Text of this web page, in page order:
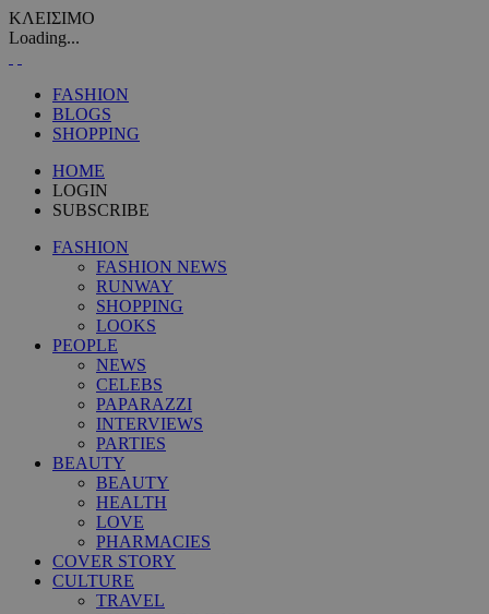
ΚΛΕΙΣΙΜΟ
Loading...
FASHION
BLOGS
SHOPPING
HOME
LOGIN
SUBSCRIBE
FASHION
FASHION NEWS
RUNWAY
SHOPPING
LOOKS
PEOPLE
NEWS
CELEBS
PAPARAZZI
INTERVIEWS
PARTIES
BEAUTY
BEAUTY
HEALTH
LOVE
PHARMACIES
COVER STORY
CULTURE
TRAVEL